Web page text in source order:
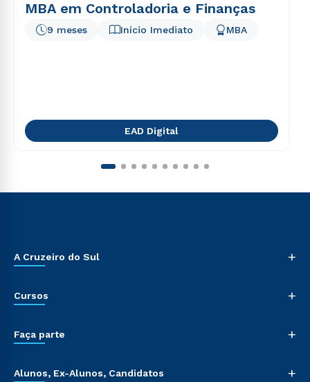
MBA em Controladoria e Finanças
Início Imediato
9 meses MBA
EAD Digital
A Cruzeiro do Sul +
Cursos +
Faça parte +
Alunos, Ex-Alunos, Candidatos +